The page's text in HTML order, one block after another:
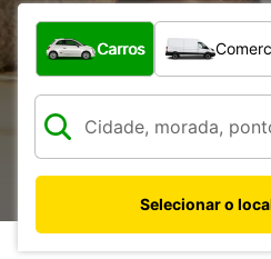
Que tipo de veículo
Carros
Selecionar o